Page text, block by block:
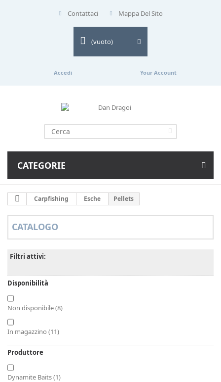
Contattaci Mappa Del Sito
(vuoto)
Accedi Your Account
CATEGORIE
Carpfishing Esche Pellets
CATALOGO
Filtri attivi:
Disponibilità
Non disponibile(8)
In magazzino (11)
Produttore
Dynamite Baits(1)